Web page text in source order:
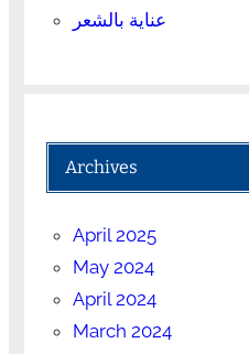
عناية بالشعر
Archives
April 2025
May 2024
April 2024
March 2024